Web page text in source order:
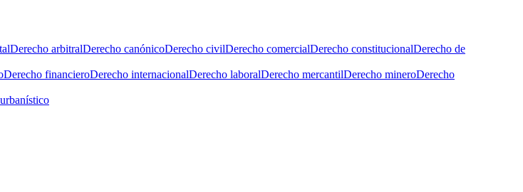
Derecho arbitralDerecho canónicoDerecho civilDerecho comercialDerecho constitucionalDerecho de
Derecho financieroDerecho internacionalDerecho laboralDerecho mercantilDerecho mineroDerecho